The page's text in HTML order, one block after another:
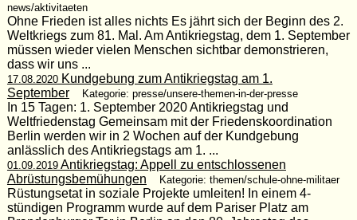
news/aktivitaeten
Ohne Frieden ist alles nichts Es jährt sich der Beginn des 2.
Weltkriegs zum 81. Mal. Am Antikriegstag, dem 1. September
müssen wieder vielen Menschen sichtbar demonstrieren,
dass wir uns ...
17.08.2020Kundgebung zum Antikriegstag am 1.
September
Kategorie: presse/unsere-themen-in-der-presse
In 15 Tagen: 1. September 2020 Antikriegstag und
Weltfriedenstag Gemeinsam mit der Friedenskoordination
Berlin werden wir in 2 Wochen auf der Kundgebung
anlässlich des Antikriegstags am 1. ...
01.09.2019Antikriegstag: Appell zu entschlossenen
Abrüstungsbemühungen
Kategorie: themen/schule-ohne-militaer
Rüstungsetat in soziale Projekte umleiten! In einem 4-
stündigen Programm wurde auf dem Pariser Platz am